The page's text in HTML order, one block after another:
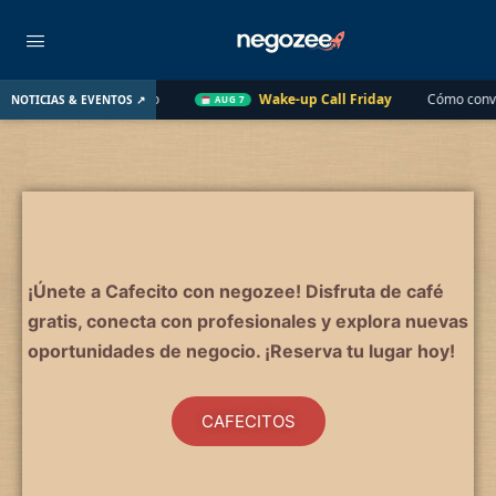
NOTICIAS & EVENTOS ↗
Pasado AUG 7 Wake-up Call Friday Cómo convertir un cliente
¡Únete a Cafecito con negozee! Disfruta de café
gratis, conecta con profesionales y explora nuevas
oportunidades de negocio. ¡Reserva tu lugar hoy!
CAFECITOS